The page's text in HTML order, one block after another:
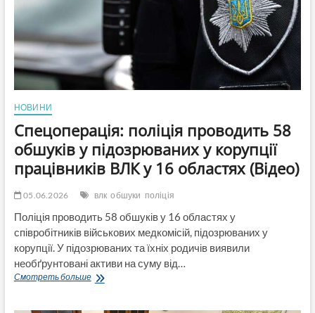
НОВИНИ
Спецоперація: поліція проводить 58
обшуків у підозрюваних у корупції
працівників ВЛК у 16 областях (Відео)
05.06.2026 влк обшуки поліція
Поліція проводить 58 обшуків у 16 областях у
співробітників військових медкомісій, підозрюваних у
корупції. У підозрюваних та їхніх родичів виявили
необґрунтовані активи на суму від…
Смотреть большеСпецоперація: